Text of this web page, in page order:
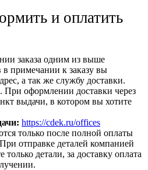
и оплатить
заказа одним из выше
в примечании к заказу вы
а так же службу доставки.
оформлении доставки через
выдачи, в котором вы хотите
https://cdek.ru/offices
только после полной оплаты
отправке деталей компанией
детали, за доставку оплата